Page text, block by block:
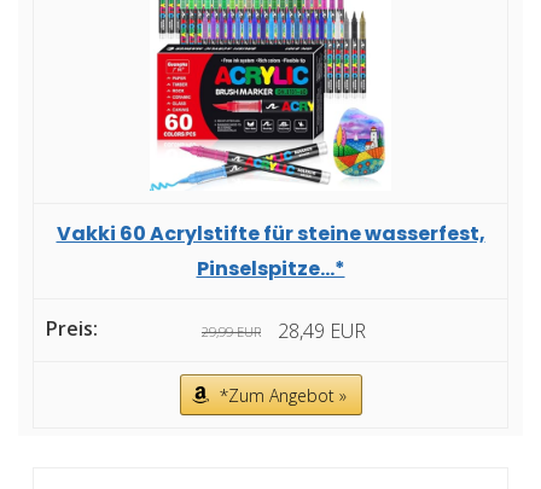
Vakki 60 Acrylstifte für steine wasserfest,
Pinselspitze...*
29,99 EUR 28,49 EUR
*Zum Angebot »